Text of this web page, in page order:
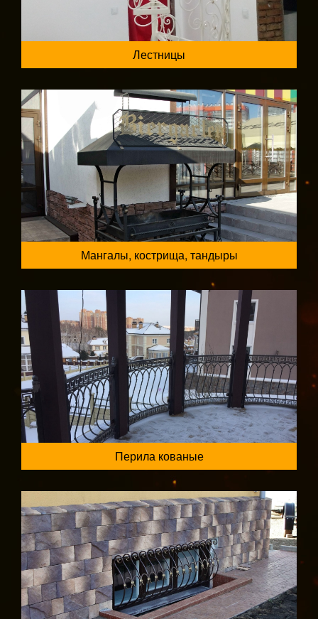
Лестницы
Мангалы, кострища, тандыры
Перила кованые